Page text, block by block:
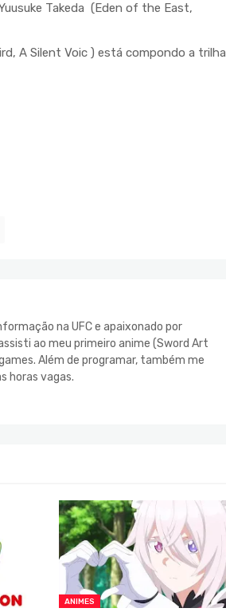
Takeda (Eden of the East,
A Silent Voic ) está compondo a trilha
na UFC e apaixonado por
ao meu primeiro anime (Sword Art
Além de programar, também me
horas vagas.
ANIMES